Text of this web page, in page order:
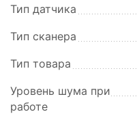
Тип датчика
Тип сканера
Тип товара
Уровень шума при
работе